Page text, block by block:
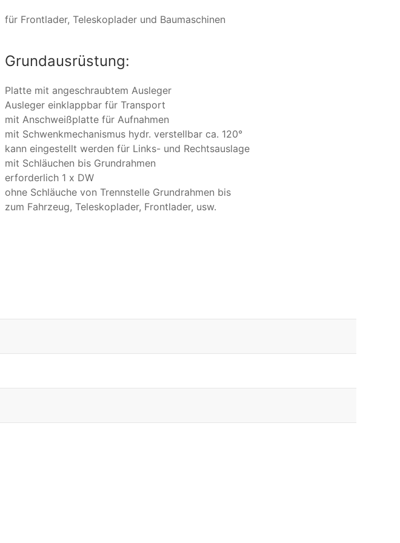
für Frontlader, Teleskoplader und Baumaschinen
Grundausrüstung:
Platte mit angeschraubtem Ausleger
Ausleger einklappbar für Transport
mit Anschweißplatte für Aufnahmen
mit Schwenkmechanismus hydr. verstellbar ca. 120°
kann eingestellt werden für Links- und Rechtsauslage
mit Schläuchen bis Grundrahmen
erforderlich 1 x DW
ohne Schläuche von Trennstelle Grundrahmen bis
zum Fahrzeug, Teleskoplader, Frontlader, usw.